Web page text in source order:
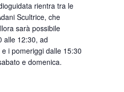
rientra tra le
Scultrice, che
sarà possibile
alle 12:30, ad
i pomeriggi dalle 15:30
e domenica.